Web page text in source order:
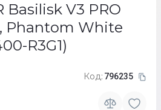
V3 PRO
Phantom White
R3G1)
Код: 796235